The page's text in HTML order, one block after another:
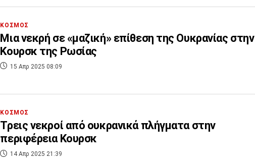
ΚΟΣΜΟΣ
Μια νεκρή σε «μαζική» επίθεση της Ουκρανίας στην
Κουρσκ της Ρωσίας
15 Απρ 2025 08:09
ΚΟΣΜΟΣ
Τρεις νεκροί από ουκρανικά πλήγματα στην
περιφέρεια Κουρσκ
14 Απρ 2025 21:39